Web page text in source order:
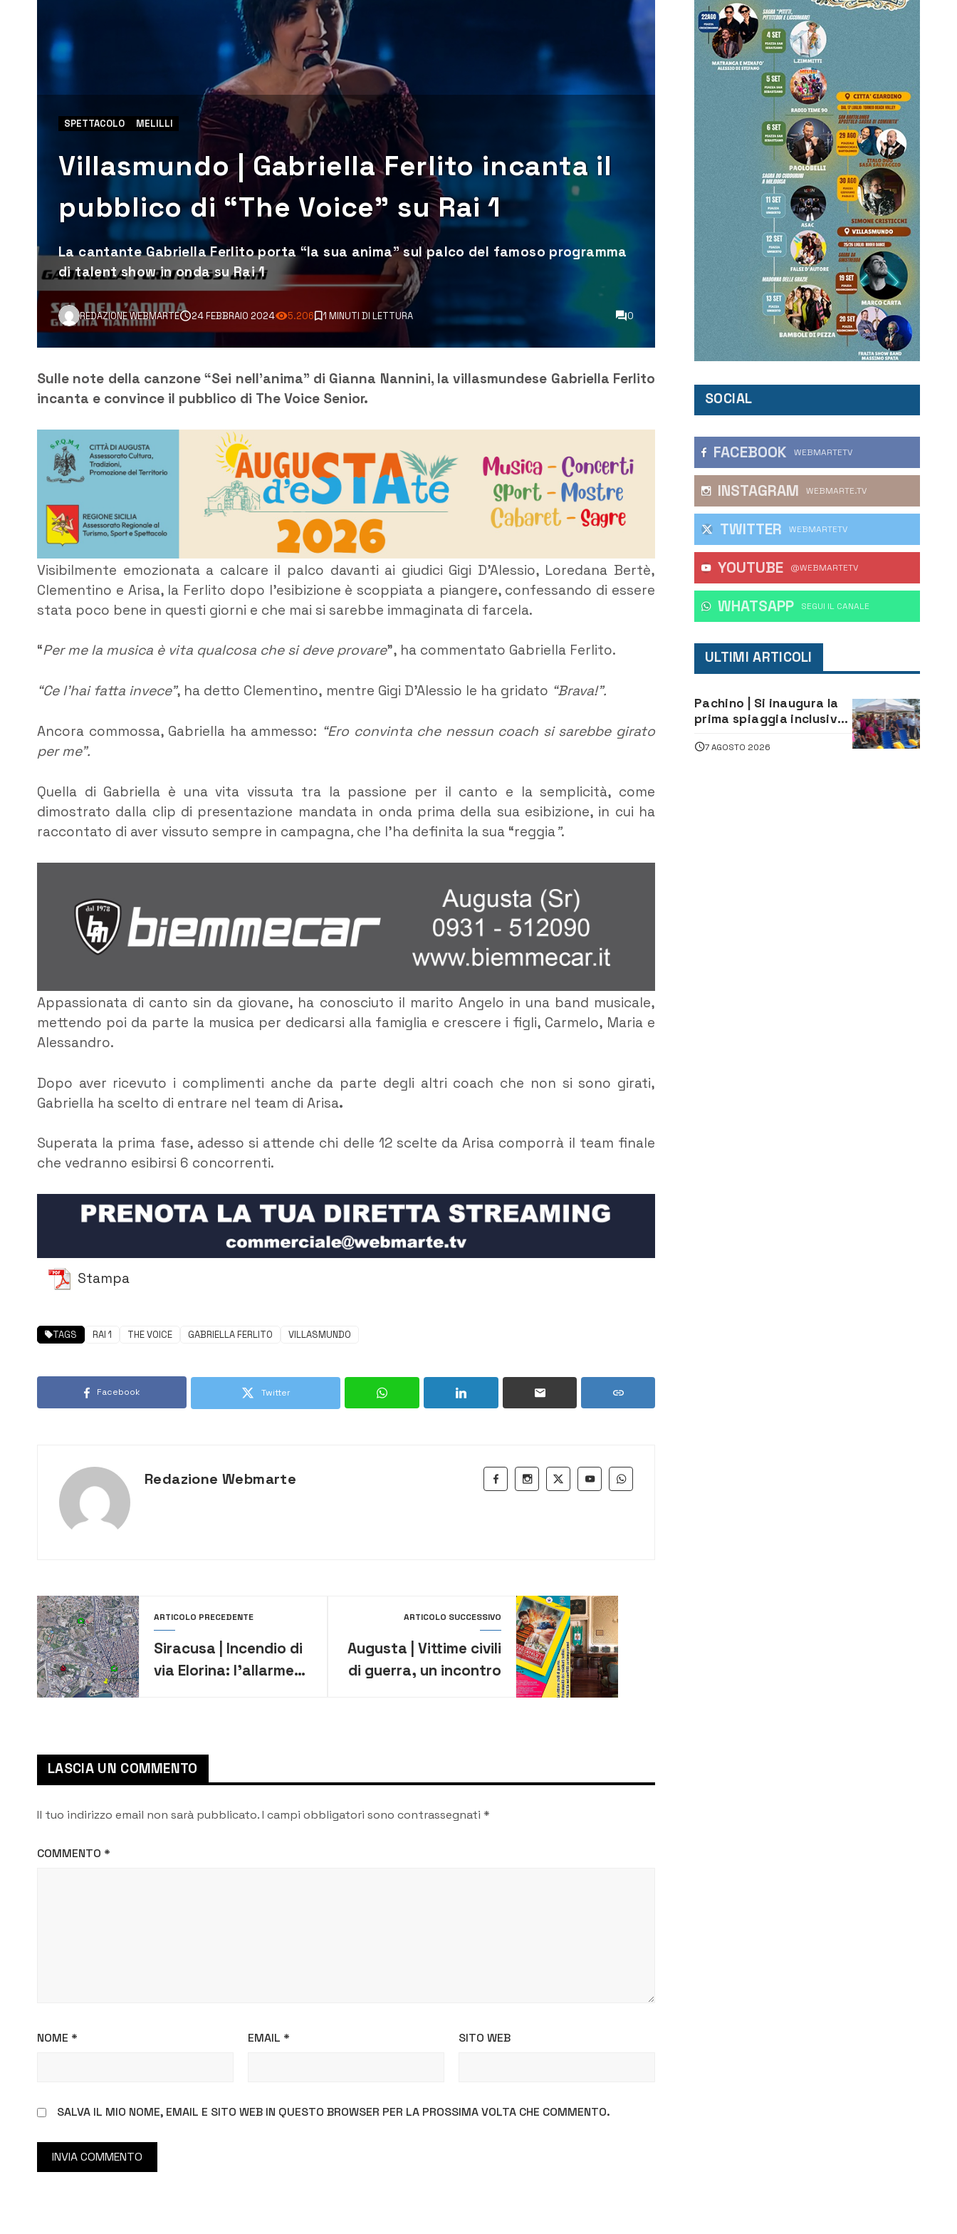
SPETTACOLO MELILLI
Villasmundo | Gabriella Ferlito incanta il
pubblico di “The Voice” su Rai 1
La cantante Gabriella Ferlito porta “la sua anima” sul palco del famoso programma
di talent show in onda su Rai 1
REDAZIONE WEBMARTE 24 FEBBRAIO 2024 5.206 1 MINUTI DI LETTURA 0
Sulle note della canzone “Sei nell’anima” di Gianna Nannini, la villasmundese Gabriella Ferlito
incanta e convince il pubblico di The Voice Senior.
Visibilmente emozionata a calcare il palco davanti ai giudici Gigi D’Alessio, Loredana Bertè,
Clementino e Arisa, la Ferlito dopo l’esibizione è scoppiata a piangere, confessando di essere
stata poco bene in questi giorni e che mai si sarebbe immaginata di farcela.
“Per me la musica è vita qualcosa che si deve provare”, ha commentato Gabriella Ferlito.
“Ce l’hai fatta invece”, ha detto Clementino, mentre Gigi D’Alessio le ha gridato “Brava!”.
Ancora commossa, Gabriella ha ammesso: “Ero convinta che nessun coach si sarebbe girato
per me”.
Quella di Gabriella è una vita vissuta tra la passione per il canto e la semplicità, come
dimostrato dalla clip di presentazione mandata in onda prima della sua esibizione, in cui ha
raccontato di aver vissuto sempre in campagna, che l’ha definita la sua “reggia”.
Appassionata di canto sin da giovane, ha conosciuto il marito Angelo in una band musicale,
mettendo poi da parte la musica per dedicarsi alla famiglia e crescere i figli, Carmelo, Maria e
Alessandro.
Dopo aver ricevuto i complimenti anche da parte degli altri coach che non si sono girati,
Gabriella ha scelto di entrare nel team di Arisa.
Superata la prima fase, adesso si attende chi delle 12 scelte da Arisa comporrà il team finale
che vedranno esibirsi 6 concorrenti.
Stampa
TAGS RAI 1 THE VOICE GABRIELLA FERLITO VILLASMUNDO
Facebook Twitter
Redazione Webmarte
ARTICOLO PRECEDENTE
Siracusa | Incendio di
via Elorina: l’allarme
ARTICOLO SUCCESSIVO
Augusta | Vittime civili
di guerra, un incontro
LASCIA UN COMMENTO
Il tuo indirizzo email non sarà pubblicato.I campi obbligatori sono contrassegnati *
COMMENTO *
NOME * EMAIL * SITO WEB
SALVA IL MIO NOME, EMAIL E SITO WEB IN QUESTO BROWSER PER LA PROSSIMA VOLTA CHE COMMENTO.
SOCIAL
FACEBOOK WEBMARTETV
INSTAGRAM WEBMARTE.TV
TWITTER WEBMARTETV
YOUTUBE @WEBMARTETV
WHATSAPP ‎SEGUI IL CANALE
ULTIMI ARTICOLI
Pachino | Si inaugura la
prima spiaggia inclusiva
assistenza e prevenzione
7 AGOSTO 2026